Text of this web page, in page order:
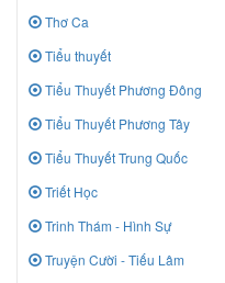
Thơ Ca
Tiểu thuyết
Tiểu Thuyết Phương Đông
Tiểu Thuyết Phương Tây
Tiểu Thuyết Trung Quốc
Triết Học
Trinh Thám - Hình Sự
Truyện Cười - Tiếu Lâm